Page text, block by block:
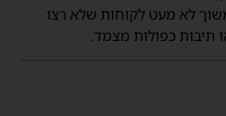
לא מעט לקוחות שלא רצו
תיבות כפולות מצמד.